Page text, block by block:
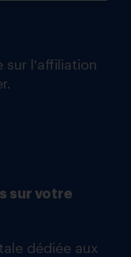
sur l'affiliation
sur votre
dédiée aux